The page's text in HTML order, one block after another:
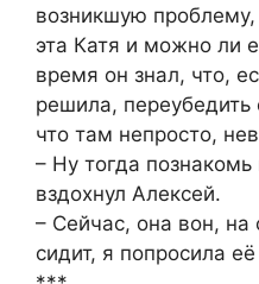
возникшую проблему,
эта Катя и можно ли
время он знал, что,
решила, переубедить
что там непросто,
– Ну тогда
вздохнул Алексей.
– Сейчас, она вон, на
сидит, я попросила